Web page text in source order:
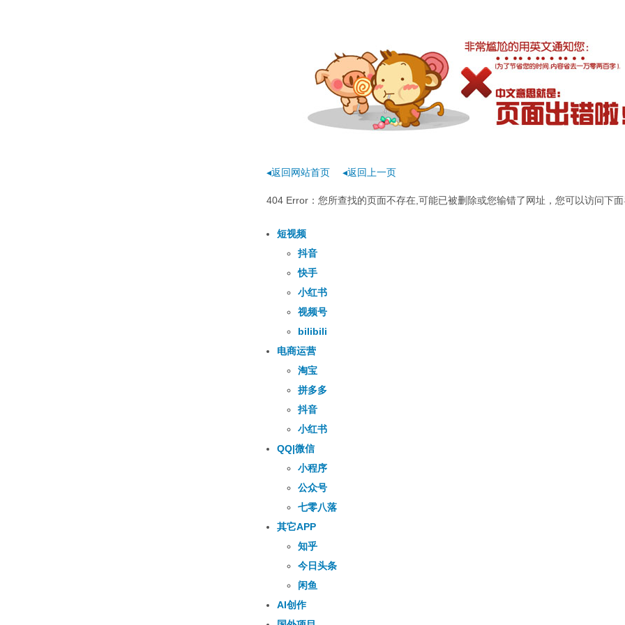
◂返回网站首页 ◂返回上一页
404 Error：您所查找的页面不存在,可能已被删除或您输错了网址，您可以访问下面
短视频
抖音
快手
小红书
视频号
bilibili
电商运营
淘宝
拼多多
抖音
小红书
QQ|微信
小程序
公众号
七零八落
其它APP
知乎
今日头条
闲鱼
AI创作